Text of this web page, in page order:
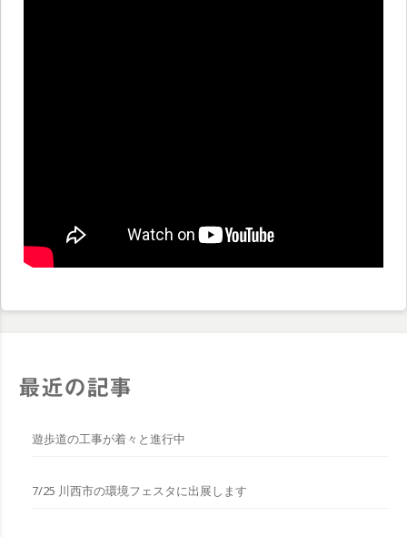
最近の記事
遊歩道の工事が着々と進行中
7/25 川西市の環境フェスタに出展します